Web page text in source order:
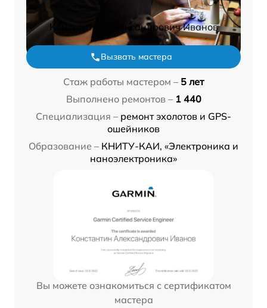
Константин Александрович Иванов
Вызвать мастера
Стаж работы мастером – 5 лет
Выполнено ремонтов – 1 440
Специализация – ремонт эхолотов и GPS-
ошейников
Образование – КНИТУ-КАИ, «Электроника и
наноэлектроника»
Вы можете ознакомиться с сертификатом
мастера